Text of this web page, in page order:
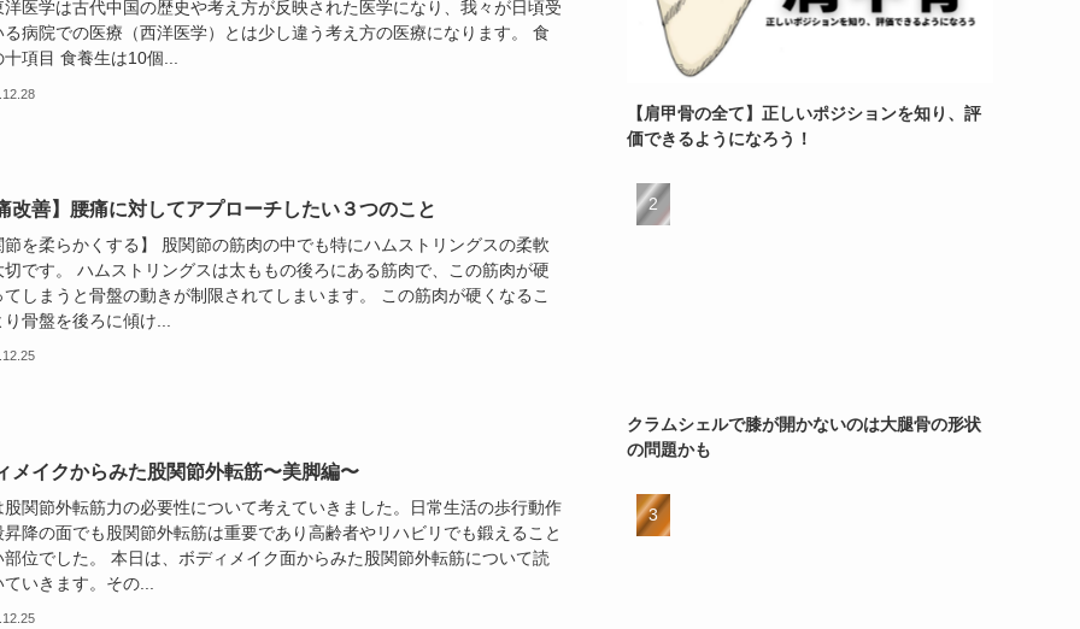
洋医学は古代中国の歴史や考え方が反映された医学になり、我々が日頃受
る病院での医療（西洋医学）とは少し違う考え方の医療になります。 食
十項目 食養生は10個...
改善】腰痛に対してアプローチしたい３つのこと
節を柔らかくする】 股関節の筋肉の中でも特にハムストリングスの柔軟
切です。 ハムストリングスは太ももの後ろにある筋肉で、この筋肉が硬
てしまうと骨盤の動きが制限されてしまいます。 この筋肉が硬くなるこ
骨盤を後ろに傾け...
メイクからみた股関節外転筋〜美脚編〜
股関節外転筋力の必要性について考えていきました。日常生活の歩行動作
昇降の面でも股関節外転筋は重要であり高齢者やリハビリでも鍛えること
部位でした。 本日は、ボディメイク面からみた股関節外転筋について読
いきます。その...
【肩甲骨の全て】正しいポジションを知り、評
価できるようになろう！
クラムシェルで膝が開かないのは大腿骨の形状
の問題かも